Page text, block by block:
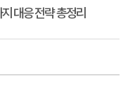
대응 전략 총정리